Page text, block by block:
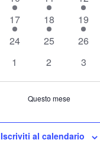
evento
eventi
eventi
2
eventi
17
2
eventi
18
4
eventi
19
0
24
0
25
0
26
0
1
0
2
0
3
Questo mese
Iscriviti al calendario